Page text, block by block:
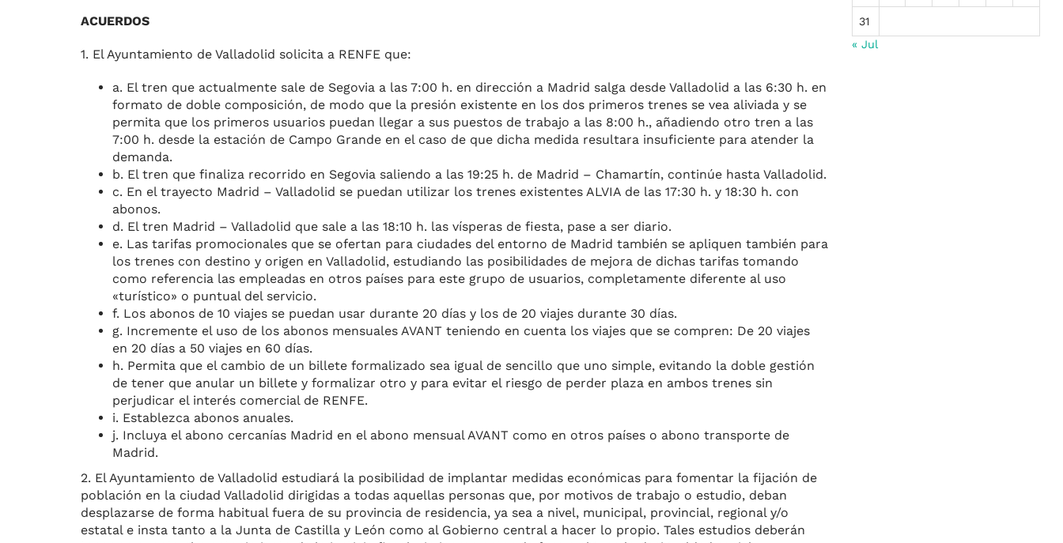
ACUERDOS
1. El Ayuntamiento de Valladolid solicita a RENFE que:
a. El tren que actualmente sale de Segovia a las 7:00 h. en dirección a Madrid salga desde Valladolid a las 6:30 h. en
formato de doble composición, de modo que la presión existente en los dos primeros trenes se vea aliviada y se
permita que los primeros usuarios puedan llegar a sus puestos de trabajo a las 8:00 h., añadiendo otro tren a las
7:00 h. desde la estación de Campo Grande en el caso de que dicha medida resultara insuficiente para atender la
demanda.
b. El tren que finaliza recorrido en Segovia saliendo a las 19:25 h. de Madrid – Chamartín, continúe hasta Valladolid.
c. En el trayecto Madrid – Valladolid se puedan utilizar los trenes existentes ALVIA de las 17:30 h. y 18:30 h. con
abonos.
d. El tren Madrid – Valladolid que sale a las 18:10 h. las vísperas de fiesta, pase a ser diario.
e. Las tarifas promocionales que se ofertan para ciudades del entorno de Madrid también se apliquen también para
los trenes con destino y origen en Valladolid, estudiando las posibilidades de mejora de dichas tarifas tomando
como referencia las empleadas en otros países para este grupo de usuarios, completamente diferente al uso
«turístico» o puntual del servicio.
f. Los abonos de 10 viajes se puedan usar durante 20 días y los de 20 viajes durante 30 días.
g. Incremente el uso de los abonos mensuales AVANT teniendo en cuenta los viajes que se compren: De 20 viajes
en 20 días a 50 viajes en 60 días.
h. Permita que el cambio de un billete formalizado sea igual de sencillo que uno simple, evitando la doble gestión
de tener que anular un billete y formalizar otro y para evitar el riesgo de perder plaza en ambos trenes sin
perjudicar el interés comercial de RENFE.
i. Establezca abonos anuales.
j. Incluya el abono cercanías Madrid en el abono mensual AVANT como en otros países o abono transporte de
Madrid.
2. El Ayuntamiento de Valladolid estudiará la posibilidad de implantar medidas económicas para fomentar la fijación de
población en la ciudad Valladolid dirigidas a todas aquellas personas que, por motivos de trabajo o estudio, deban
desplazarse de forma habitual fuera de su provincia de residencia, ya sea a nivel, municipal, provincial, regional y/o
estatal e insta tanto a la Junta de Castilla y León como al Gobierno central a hacer lo propio. Tales estudios deberán
31
« Jul